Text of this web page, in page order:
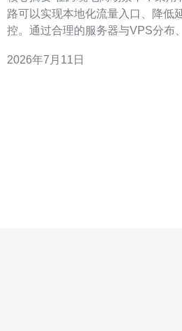
路可以实现本地化流量入口、降低
控。通过合理的服务器与VPS分布
从应用场景、部署架构、实操步骤
2026年7月11日